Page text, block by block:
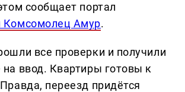
сообщает портал
Комсомолец Амур.
все проверки и получили
ввод. Квартиры готовы к
переезд придётся